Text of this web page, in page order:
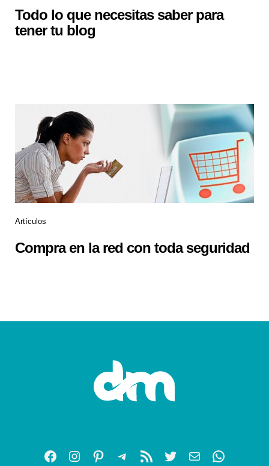
Todo lo que necesitas saber para
tener tu blog
Artículos
Compra en la red con toda seguridad